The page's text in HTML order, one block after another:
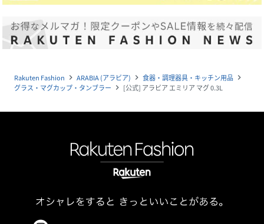
Rakuten Fashion navigate_next ARABIA (アラビア) navigate_next 食器・調理器具・キッチン用品 navigate_next
グラス・マグカップ・タンブラー navigate_next [公式] アラビア エミリア マグ 0.3L